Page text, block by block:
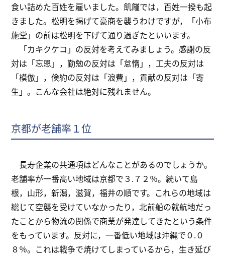
食い詰めた百姓を雇いました。飢饉では，百姓一揆も起
きました。松明を掲げて豪商を襲うわけですが，「小布
施堂」の前は松明を下げて通り過ぎたといいます。
「カキクケコ」の反対を考えてみましょう。感謝の反
対は「忘恩」，勤勉の反対は「怠惰」，工夫の反対は
「模倣」，倹約の反対は「浪費」，貢献の反対は「寄
生」。こんな会社は絶対に残れません。
京都が老舗率１位
長寿企業の共通項はどんなことがあるのでしょうか。
老舗率が一番高い地域は京都で３.７２％。続いて島
根，山形，新潟，滋賀，福井の順です。これらの地域は
総じて空襲を受けていなかったり，北前船の就航地だっ
たことから物流の関係で商業が発達してきたという条件
をもっています。反対に，一番低い地域は沖縄で０.０
８％。これは戦争で焼けてしまっているから，生き延び